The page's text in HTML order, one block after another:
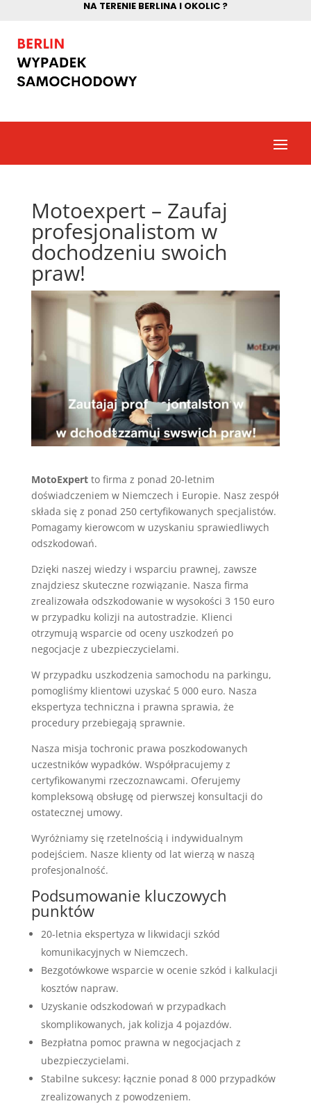
NA TERENIE BERLINA I OKOLIC ?
Motoexpert – Zaufaj
profesjonalistom w
dochodzeniu swoich
praw!
MotoExpertto firma z ponad 20-letnim
doświadczeniem w Niemczech i Europie. Nasz zespół
składa się z ponad 250 certyfikowanych specjalistów.
Pomagamy kierowcom w uzyskaniu sprawiedliwych
odszkodowań.
Dzięki naszej wiedzy i wsparciu prawnej, zawsze
znajdziesz skuteczne rozwiązanie. Nasza firma
zrealizowała odszkodowanie w wysokości 3 150 euro
w przypadku kolizji na autostradzie. Klienci
otrzymują wsparcie od oceny uszkodzeń po
negocjacje z ubezpieczycielami.
W przypadku uszkodzenia samochodu na parkingu,
pomogliśmy klientowi uzyskać 5 000 euro. Nasza
ekspertyza techniczna i prawna sprawia, że
procedury przebiegają sprawnie.
Nasza misja tochronic prawa poszkodowanych
uczestników wypadków. Współpracujemy z
certyfikowanymi rzeczoznawcami. Oferujemy
kompleksową obsługę od pierwszej konsultacji do
ostatecznej umowy.
Wyróżniamy się rzetelnością i indywidualnym
podejściem. Nasze klienty od lat wierzą w naszą
profesjonalność.
Podsumowanie kluczowych
punktów
20-letnia ekspertyza w likwidacji szkód
komunikacyjnych w Niemczech.
Bezgotówkowe wsparcie w ocenie szkód i kalkulacji
kosztów napraw.
Uzyskanie odszkodowań w przypadkach
skomplikowanych, jak kolizja 4 pojazdów.
Bezpłatna pomoc prawna w negocjacjach z
ubezpieczycielami.
Stabilne sukcesy: łącznie ponad 8 000 przypadków
zrealizowanych z powodzeniem.